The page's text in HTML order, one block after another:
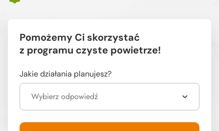
Pomożemy Ci skorzystać
z programu czyste powietrze!
Jakie działania planujesz?
Wybierz odpowiedź